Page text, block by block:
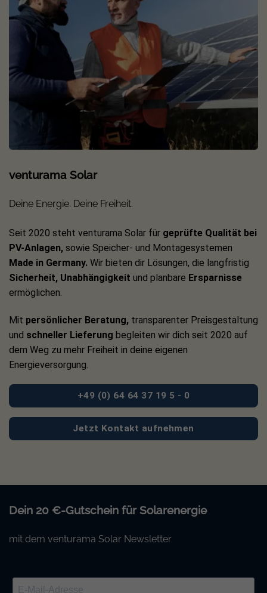
für die Nutzung von Balkonkraftwerken geeignet, können
Sie bis zu vier Module an den Speicher anschließen. Die
Batterie ist modular erweiterbar, sodass Sie die Kapazität
bei Bedarf von 2.048 Wh auf bis zu 8.192Wh erweitern
können. Ausgestattet mit einer LiFePO4-Batterie setzt
Growatt mit dem NOAH 2000 auf eine langjährige
Nutzungsdauer mit bis zu 6.000 Ladezyklen.
ShinePhone-App: Einrichtung deines Balkonkraftwerks
Bevor du mit der Stromgewinnung starten kannst, gilt es
per Smartphone oder Tablet vornehmen. Mit der
die Leistung deiner Photovoltaikanlage.
Während der Einrichtung mit der ShinePhone-App wirst du
nach deinem Growatt Installationscode gefragt. Der
allgemeine Code lautet:GWATT
Die App kannst du einfach bei
Technische Details:
Growatt NEO 800M-X Mikrowechselrichter
Max. PV-Leistung (für STC-Module): 320W bis zu 540W
Max. Eingangsspannung: 60V
Start-Spannung: 16V
Anzeige: LED + APP
Überwachung: WiFi
venturama Solar
Deine Energie. Deine Freiheit.
Seit 2020 steht venturama Solar für geprüfte Qualität bei
PV-Anlagen, sowie Speicher- und Montagesystemen
Made in Germany. Wir bieten dir Lösungen, die langfristig
Sicherheit, Unabhängigkeit und planbare Ersparnisse
ermöglichen.
Mit persönlicher Beratung, transparenter Preisgestaltung
und schneller Lieferung begleiten wir dich seit 2020 auf
dem Weg zu mehr Freiheit in deine eigenen
Energieversorgung.
+49 (0) 64 64 37 19 5 - 0
Jetzt Kontakt aufnehmen
Dein 20 €-Gutschein für Solarenergie
mit dem venturama Solar Newsletter